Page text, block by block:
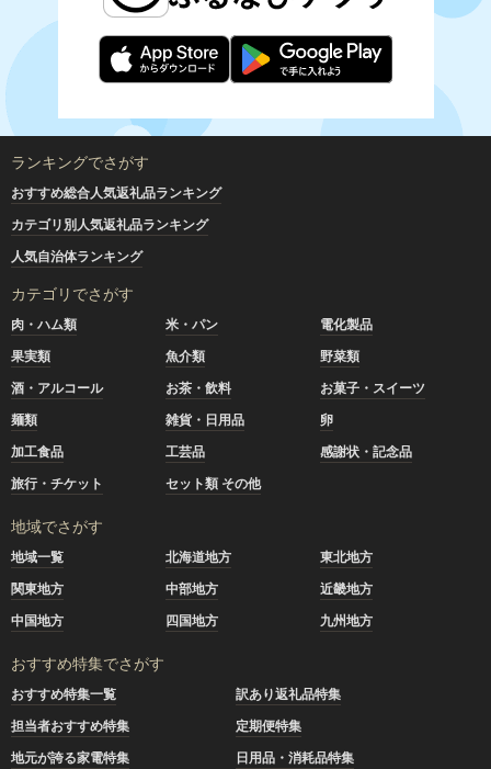
ランキングでさがす
おすすめ総合人気返礼品ランキング
カテゴリ別人気返礼品ランキング
人気自治体ランキング
カテゴリでさがす
肉・ハム類 米・パン
電化製品
果実類
魚介類
野菜類
酒・アルコール
お茶・飲料
お菓子・スイーツ
麺類
雑貨・日用品
卵
加工食品
工芸品
感謝状・記念品
旅行・チケット
セット類 その他
地域でさがす
地域一覧 北海道地方
東北地方
関東地方
中部地方
近畿地方
中国地方
四国地方 九州地方
おすすめ特集でさがす
おすすめ特集一覧
訳あり返礼品特集
担当者おすすめ特集
定期便特集
地元が誇る家電特集
日用品・消耗品特集